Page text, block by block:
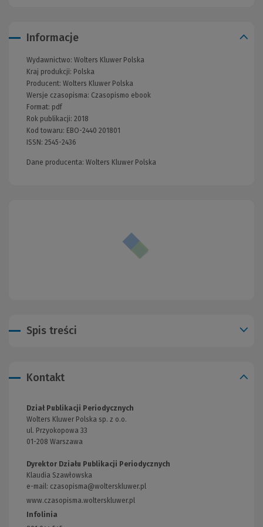
Informacje
Wydawnictwo: Wolters Kluwer Polska
Kraj produkcji: Polska
Producent: Wolters Kluwer Polska
Wersje czasopisma: Czasopismo ebook
Format: pdf
Rok publikacji: 2018
Kod towaru: EBO-2440 201801
ISSN: 2545-2436
Dane producenta: Wolters Kluwer Polska
Spis treści
Kontakt
Dział Publikacji Periodycznych
Wolters Kluwer Polska sp. z o.o.
ul. Przyokopowa 33
01-208 Warszawa
Dyrektor Działu Publikacji Periodycznych
Klaudia Szawłowska
e-mail: czasopisma@wolterskluwer.pl
www.czasopisma.wolterskluwer.pl
Infolinia